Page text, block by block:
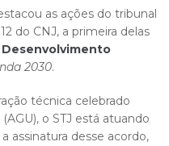
as ações do tribunal
do CNJ, a primeira delas
2030.
técnica celebrado
o STJ está atuando
assinatura desse acordo,